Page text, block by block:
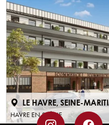
LE HAVRE, SEINE-
HAVRE EN SCÈNE